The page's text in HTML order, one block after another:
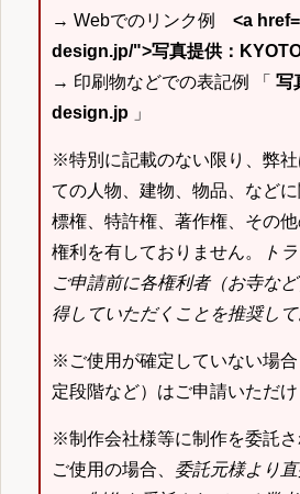
→ Webでのリンク例 <a
design.jp/">写真提供：
→ 印刷物などでの表記例 「 写
design.jp 」
※特別に記載のない限り、弊
ての人物、建物、物品、など
標権、特許権、著作権、その
権利を有しておりません。
ト
ご申請前に各権利者（お寺な
得していただくことを推奨して
※ご使用が確定していない場
定段階など）はご申請いただけ
※制作会社様等に制作を委託
ご使用の場合、 委託元様より